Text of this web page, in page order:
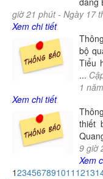
giờ 21 phút - Ngày 17
Xem chi tiết
bộ
Tiểu
...
1 năm
Xem chi tiết
thiết
9 giờ
Xem
1234567891011 1213